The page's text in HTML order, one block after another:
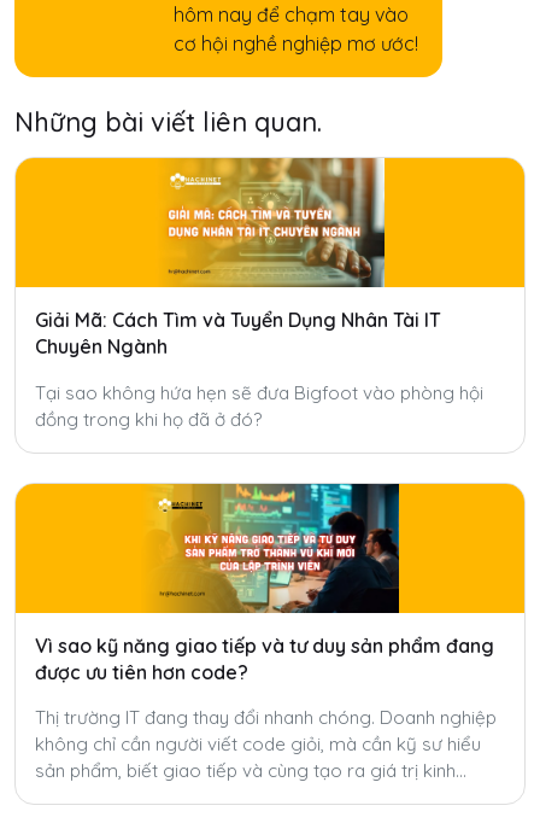
hôm nay để chạm tay vào
cơ hội nghề nghiệp mơ ước!
Những bài viết liên quan.
Giải Mã: Cách Tìm và Tuyển Dụng Nhân Tài IT
Chuyên Ngành
Tại sao không hứa hẹn sẽ đưa Bigfoot vào phòng hội
đồng trong khi họ đã ở đó?
Vì sao kỹ năng giao tiếp và tư duy sản phẩm đang
được ưu tiên hơn code?
Thị trường IT đang thay đổi nhanh chóng. Doanh nghiệp
không chỉ cần người viết code giỏi, mà cần kỹ sư hiểu
sản phẩm, biết giao tiếp và cùng tạo ra giá trị kinh